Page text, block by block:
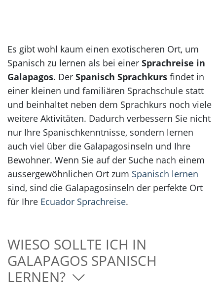
Es gibt wohl kaum einen exotischeren Ort, um
Spanisch zu lernen als bei einer Sprachreise in
Galapagos. Der Spanisch Sprachkurs findet in
einer kleinen und familiären Sprachschule statt
und beinhaltet neben dem Sprachkurs noch viele
weitere Aktivitäten. Dadurch verbessern Sie nicht
nur Ihre Spanischkenntnisse, sondern lernen
auch viel über die Galapagosinseln und Ihre
Bewohner. Wenn Sie auf der Suche nach einem
aussergewöhnlichen Ort zum Spanisch lernen
sind, sind die Galapagosinseln der perfekte Ort
für Ihre Ecuador Sprachreise.
WIESO SOLLTE ICH IN
GALAPAGOS SPANISCH
LERNEN?